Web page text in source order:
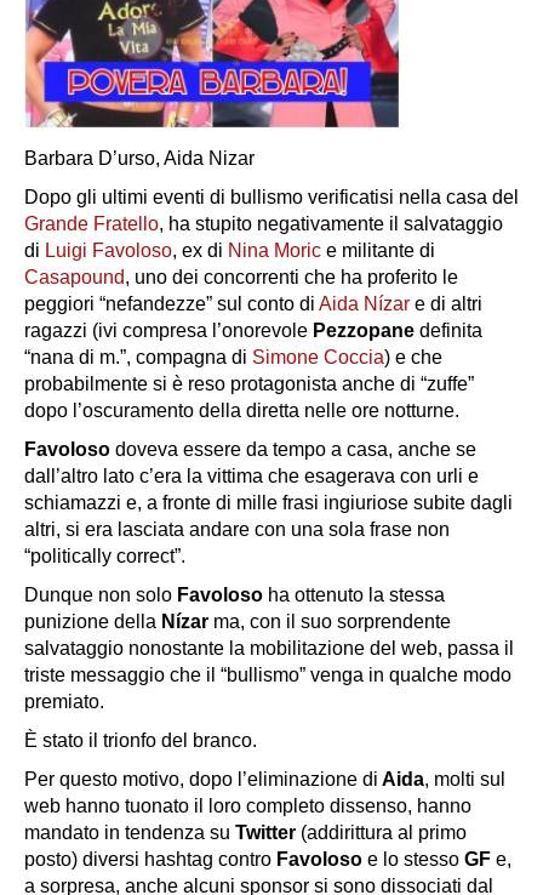
Barbara D’urso, Aida Nizar
Dopo gli ultimi eventi di bullismo verificatisi nella casa del
Grande Fratello, ha stupito negativamente il salvataggio
di Luigi Favoloso, ex di Nina Moric e militante di
Casapound, uno dei concorrenti che ha proferito le
peggiori “nefandezze” sul conto di Aida Nízar e di altri
ragazzi (ivi compresa l’onorevole Pezzopane definita
“nana di m.”, compagna di Simone Coccia) e che
probabilmente si è reso protagonista anche di “zuffe”
dopo l’oscuramento della diretta nelle ore notturne.
Favoloso doveva essere da tempo a casa, anche se
dall’altro lato c’era la vittima che esagerava con urli e
schiamazzi e, a fronte di mille frasi ingiuriose subite dagli
altri, si era lasciata andare con una sola frase non
“politically correct”.
Dunque non solo Favoloso ha ottenuto la stessa
punizione della Nízar ma, con il suo sorprendente
salvataggio nonostante la mobilitazione del web, passa il
triste messaggio che il “bullismo” venga in qualche modo
premiato.
È stato il trionfo del branco.
Per questo motivo, dopo l’eliminazione di Aida, molti sul
web hanno tuonato il loro completo dissenso, hanno
mandato in tendenza su Twitter (addirittura al primo
posto) diversi hashtag contro Favoloso e lo stesso GF e,
a sorpresa, anche alcuni sponsor si sono dissociati dal